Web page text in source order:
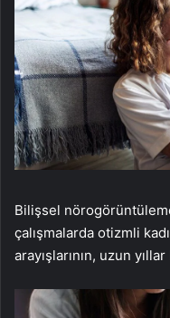
Bilişsel
çalışmalarda otizmli
arayışlarının, uzun